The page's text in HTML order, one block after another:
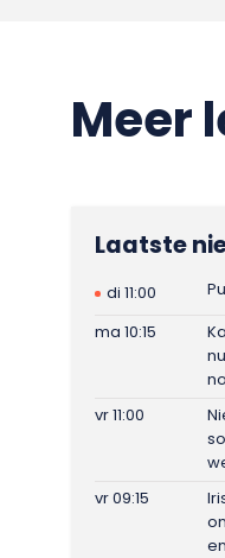
Meer
Laatste
di 11:00
ma 10:15
vr 11:00
vr 09:15